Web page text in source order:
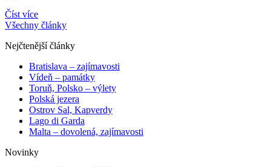
Číst více
Všechny články
Nejčtenější články
Bratislava – zajímavosti
Vídeň – památky
Toruň, Polsko – výlety
Polská jezera
Ostrov Sal, Kapverdy
Lago di Garda
Malta – dovolená, zajímavosti
Novinky